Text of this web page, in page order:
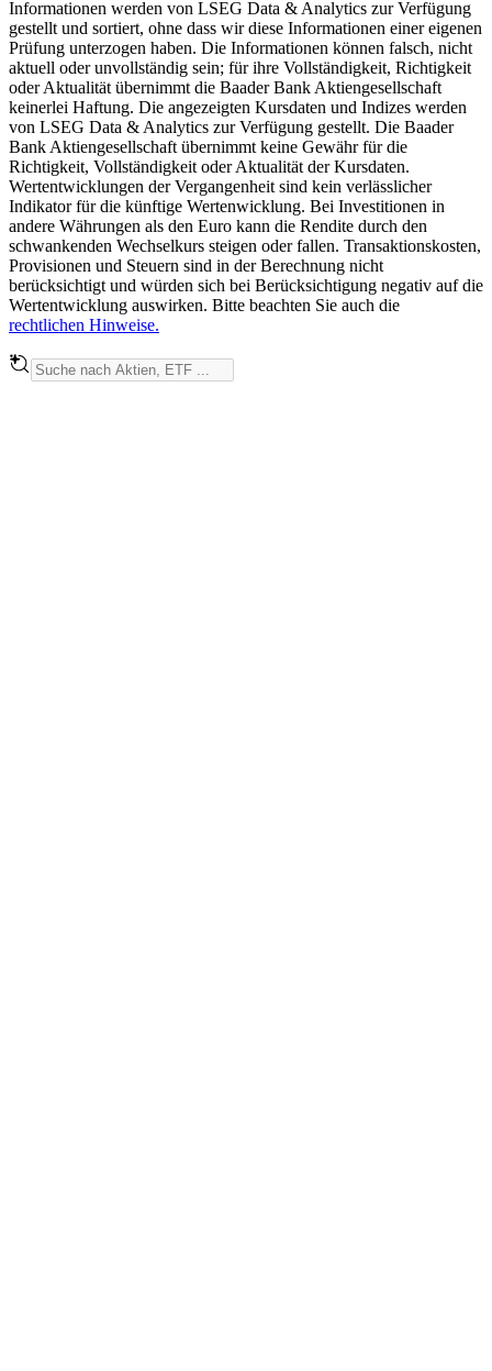
Informationen werden von LSEG Data & Analytics zur Verfügung
gestellt und sortiert, ohne dass wir diese Informationen einer eigenen
Prüfung unterzogen haben. Die Informationen können falsch, nicht
aktuell oder unvollständig sein; für ihre Vollständigkeit, Richtigkeit
oder Aktualität übernimmt die Baader Bank Aktiengesellschaft
keinerlei Haftung. Die angezeigten Kursdaten und Indizes werden
von LSEG Data & Analytics zur Verfügung gestellt. Die Baader
Bank Aktiengesellschaft übernimmt keine Gewähr für die
Richtigkeit, Vollständigkeit oder Aktualität der Kursdaten.
Wertentwicklungen der Vergangenheit sind kein verlässlicher
Indikator für die künftige Wertenwicklung. Bei Investitionen in
andere Währungen als den Euro kann die Rendite durch den
schwankenden Wechselkurs steigen oder fallen. Transaktionskosten,
Provisionen und Steuern sind in der Berechnung nicht
berücksichtigt und würden sich bei Berücksichtigung negativ auf die
Wertentwicklung auswirken. Bitte beachten Sie auch die
rechtlichen Hinweise.